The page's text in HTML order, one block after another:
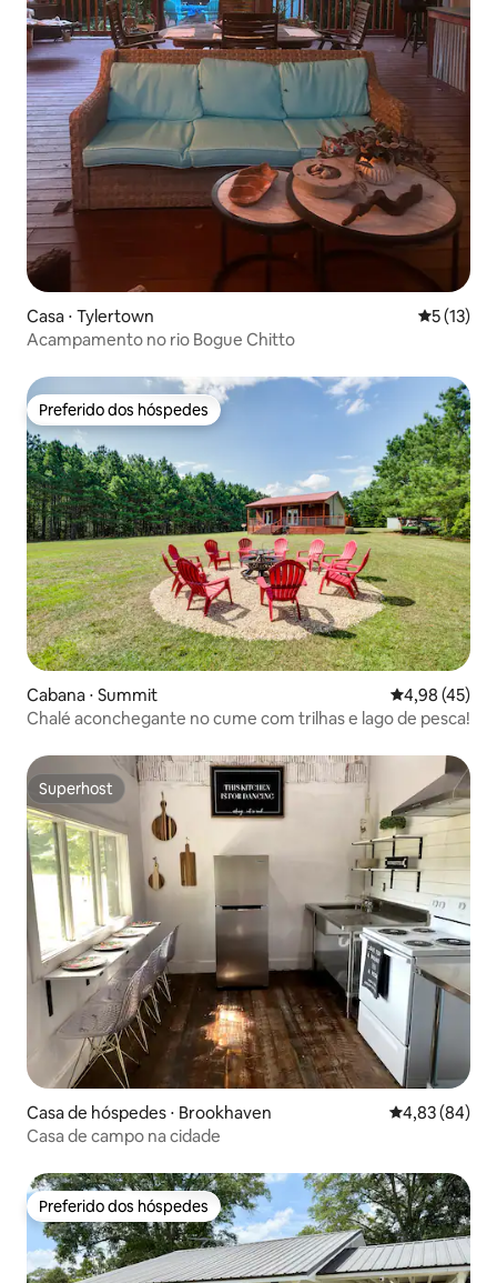
Casa ⋅ Tylertown 5 de uma
5 (13)
Acampamento no rio Bogue Chitto
Preferido dos hóspedes
Preferido dos hóspedes
Cabana ⋅ Summit 4,98 de uma
4,98 (45)
Chalé aconchegante no cume com trilhas e lago de pesca!
Superhost
Superhost
Casa de hóspedes ⋅ Brookhaven 4,83 de uma
4,83 (84)
Casa de campo na cidade
Preferido dos hóspedes
Preferido dos hóspedes